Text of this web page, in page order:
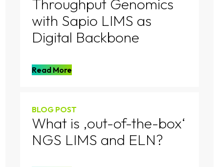
Throughput Genomics
with Sapio LIMS as
Digital Backbone
Read More
BLOG POST
What is ‚out-of-the-box‘
NGS LIMS and ELN?